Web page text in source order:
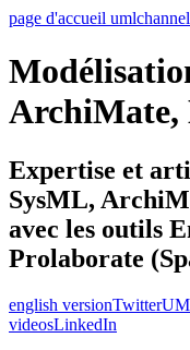
page d'accueil
ArchiMate,
Expertise et
SysML,
avec les outils
Prolaborate
english versionTwitter
videosLinkedIn